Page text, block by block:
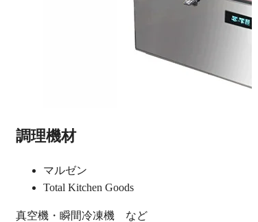
調理機材
マルゼン
Total Kitchen Goods
真空機・瞬間冷凍機 など